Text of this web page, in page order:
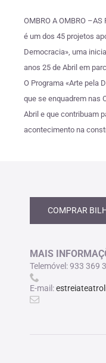
OMBRO A OMBRO –AS
é um dos 45 projetos
Democracia», uma
anos 25 de Abril em
O Programa «Arte pela
que se enquadrem nas
Abril e que contribuam
acontecimento na
COMPRAR
MAIS
Telemóvel: 933 369
E-mail: